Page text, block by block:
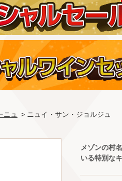
ニュ > ニュイ・サン・ジョルジュ
メゾンの村
いる特別な